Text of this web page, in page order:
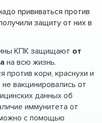
прививаться против
защиту от них в
КПК защищают от
на всю жизнь.
против кори, краснухи и
вакцинировались от
данных об
иммунитета от
можно с помощью